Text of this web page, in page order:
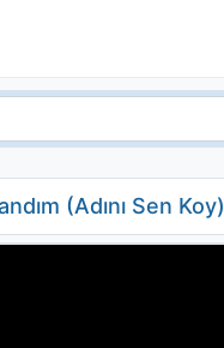
(Adını Sen Koy)